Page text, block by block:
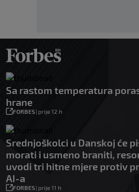
Sa rastom temperatura
hrane
FORBES| prije 12 h
Srednjoškolci u Danskoj će
morati i usmeno braniti,
uvodi tri hitne mjere protiv
AI-a
FORBES| prije 11 h